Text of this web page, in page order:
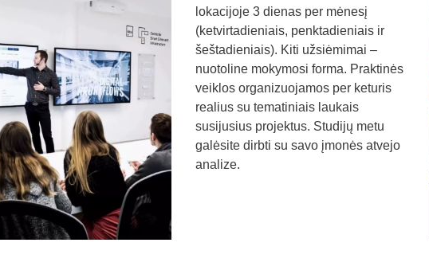
lokacijoje 3 dienas per mėnesį
(ketvirtadieniais, penktadieniais ir
šeštadieniais). Kiti užsiėmimai –
nuotoline mokymosi forma. Praktinės
veiklos organizuojamos per keturis
realius su tematiniais laukais
susijusius projektus. Studijų metu
galėsite dirbti su savo įmonės atvejo
analize.